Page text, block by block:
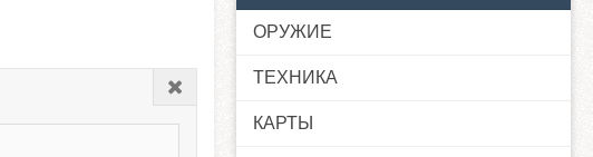
ОРУЖИЕ
ТЕХНИКА
КАРТЫ